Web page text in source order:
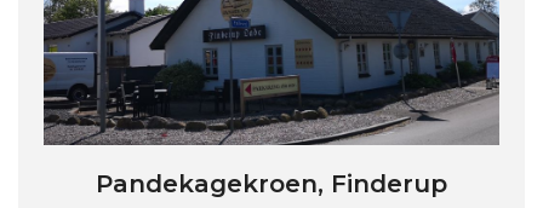
Pandekagekroen, Finderup